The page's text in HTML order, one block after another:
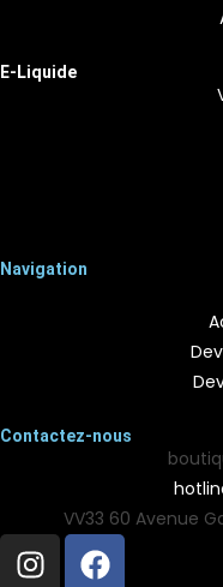
E-Liquide
Navigation
Contactez-nous
VV33 60 Avenue